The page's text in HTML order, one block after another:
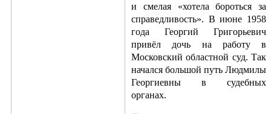
и смелая «хотела бороться за
справедливость». В июне 1958
года Георгий Григорьевич
привёл дочь на работу в
Московский областной суд. Так
начался большой путь Людмилы
Георгиевны в судебных
органах.